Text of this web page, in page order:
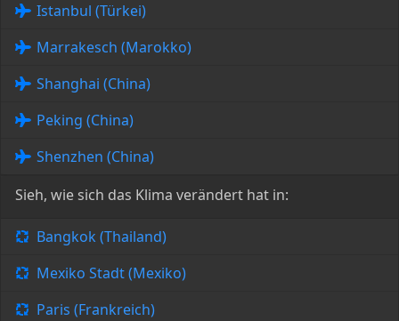
Istanbul (Türkei)
Marrakesch (Marokko)
Shanghai (China)
Peking (China)
Shenzhen (China)
Sieh, wie sich das Klima verändert hat in:
Bangkok (Thailand)
Mexiko Stadt (Mexiko)
Paris (Frankreich)